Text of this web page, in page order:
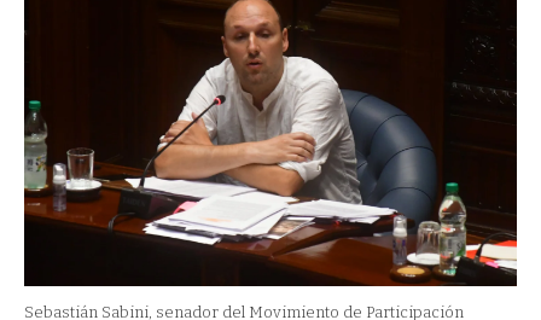
Sebastián Sabini, senador del Movimiento de Participación